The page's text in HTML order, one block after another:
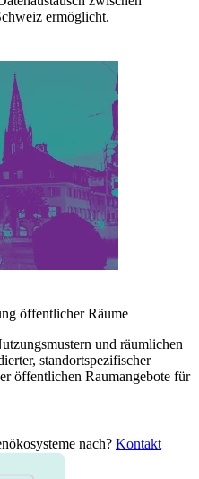
ermöglicht.
öffentlicher Räume
und räumlichen
standortspezifischer
öffentlichen Raumangebote für
nach? Kontakt